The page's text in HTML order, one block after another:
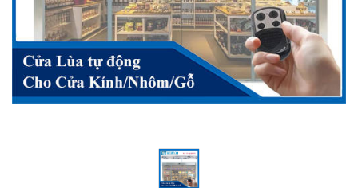
Camera trọn bộ giá ưu đãi
Đầu ghi hình
Chuông cửa màn hình
Đồ dùng Gia đình & Công
nghệ
Camera trọn bộ giá ưu đãi
Đầu ghi hình
0934 101 399